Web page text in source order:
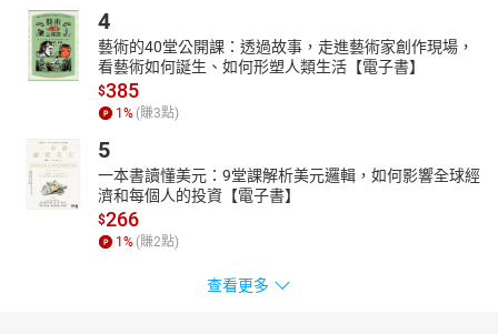
4
藝術的40堂公開課：透過故事，走進藝術家創作現場，
看藝術如何誕生、如何形塑人類生活【電子書】
$385
1 % (賺3點)
5
一本書讀懂美元：9堂課解析美元邏輯，如何影響全球經
濟和每個人的投資【電子書】
$266
1 % (賺2點)
查看更多